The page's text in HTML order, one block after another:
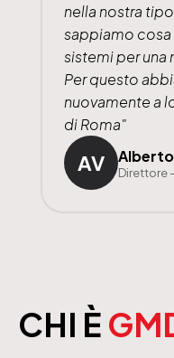
nella nostra
sappiamo
sistemi per una
Per questo
nuovamente a
di Roma"
AV Direttore
CHI È